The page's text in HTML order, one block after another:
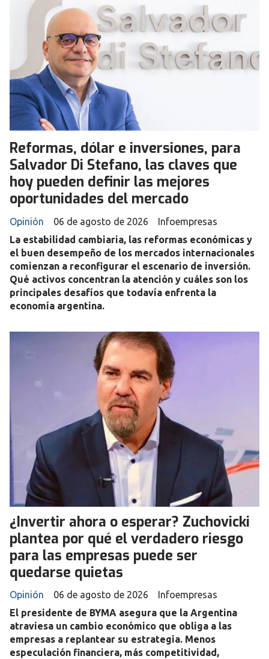
Reformas, dólar e inversiones, para
Salvador Di Stefano, las claves que
hoy pueden definir las mejores
oportunidades del mercado
Infoempresas
Opinión
06 de agosto de 2026
La estabilidad cambiaria, las reformas económicas y
el buen desempeño de los mercados internacionales
comienzan a reconfigurar el escenario de inversión.
Qué activos concentran la atención y cuáles son los
principales desafíos que todavía enfrenta la
economía argentina.
¿Invertir ahora o esperar? Zuchovicki
plantea por qué el verdadero riesgo
para las empresas puede ser
quedarse quietas
Infoempresas
Opinión
06 de agosto de 2026
El presidente de BYMA asegura que la Argentina
atraviesa un cambio económico que obliga a las
empresas a replantear su estrategia. Menos
especulación financiera, más competitividad,